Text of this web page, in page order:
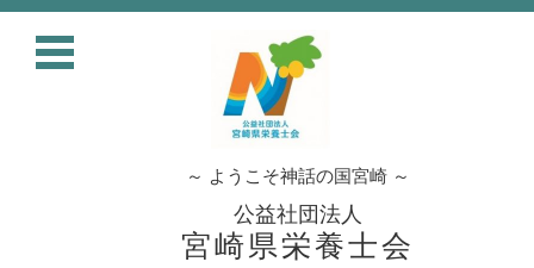
～ ようこそ神話の国宮崎 ～
公益社団法人
宮崎県栄養士会